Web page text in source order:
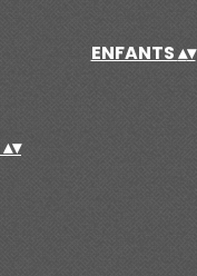
ENFANTS▴▾
▴▾